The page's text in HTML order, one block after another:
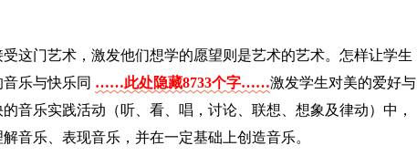
这门艺术，激发他们想学的愿望则是艺术的艺术。怎样让学生
乐与快乐同 ……此处隐藏8733个字……激发学生对美的爱好与
音乐实践活动（听、看、唱，讨论、联想、想象及律动）中，
音乐、表现音乐，并在一定基础上创造音乐。